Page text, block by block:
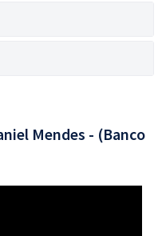
Mendes - (Banco